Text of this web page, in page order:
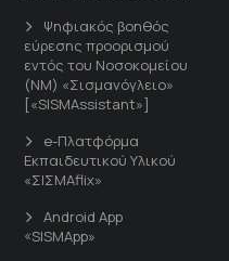
Ψηφιακός βοηθός
εύρεσης προορισμού
εντός του Νοσοκομείου
(ΝΜ) «Σισμανόγλειο»
[«SISMAssistant»]
e-Πλατφόρμα
Εκπαιδευτικού Υλικού
«ΣΙΣΜΑflix»
Android App
«SISMApp»